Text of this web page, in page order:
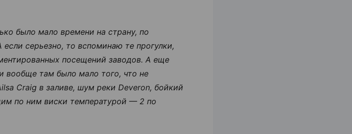
было мало времени на страну, по
серьезно, то вспоминаю те прогулки,
посещений заводов. А еще
вообще там было мало того, что не
Craig в заливе, шум реки Deveron, бойкий
по ним виски температурой — 2 по